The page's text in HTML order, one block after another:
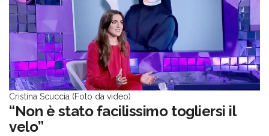
Cristina Scuccia (Foto da video)
“Non è stato facilissimo togliersi il
velo”